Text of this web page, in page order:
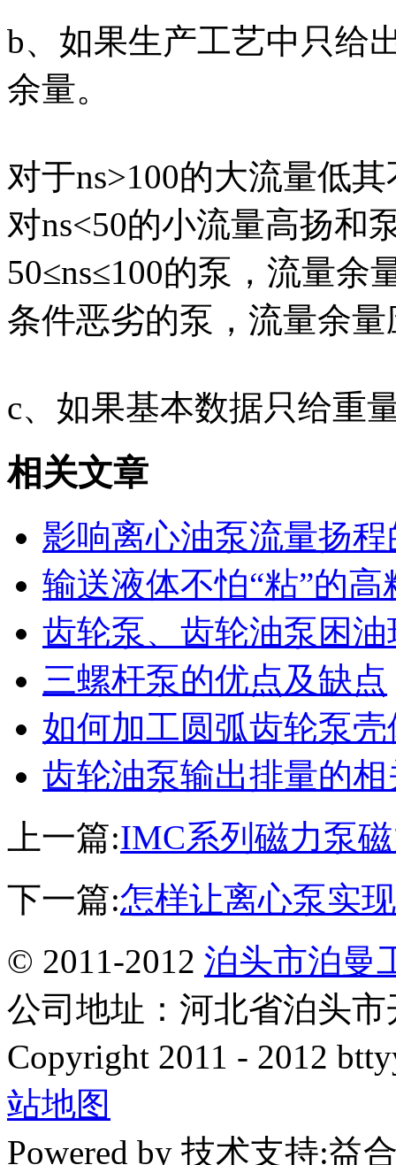
b、如果生产工艺中只给
余量。
对于ns>100的大流量低
对ns<50的小流量高扬和
50≤ns≤100的泵，流量余
条件恶劣的泵，流量余量
c、如果基本数据只给重
相关文章
影响离心油泵流量扬
输送液体不怕“粘”的高
齿轮泵、齿轮油泵困油
三螺杆泵的优点及缺点
如何加工圆弧齿轮泵壳
齿轮油泵输出排量的
上一篇:IMC系列磁力泵
下一篇:怎样让离心泵实
© 2011-2012 泊头市泊曼
公司地址：河北省泊头
Copyright 2011 - 2012
站地图
Powered by 技术支持:益